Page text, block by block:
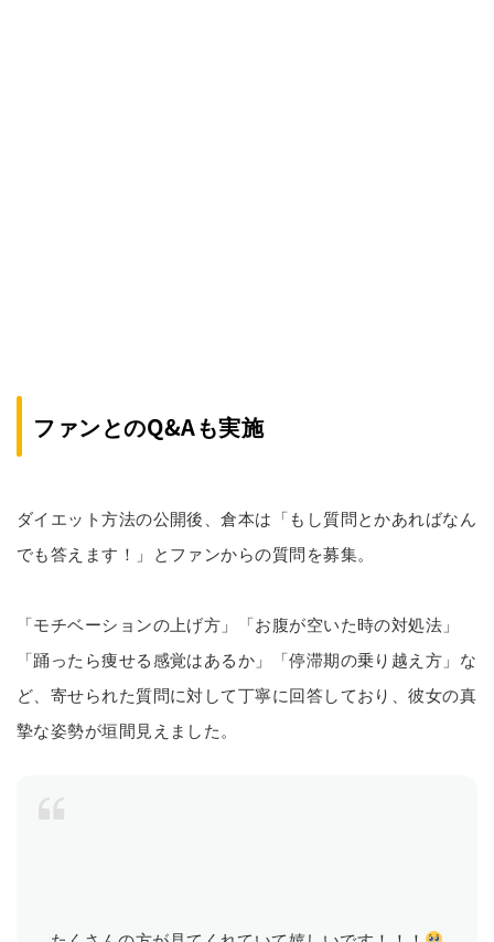
ファンとのQ&Aも実施
ダイエット方法の公開後、倉本は「もし質問とかあればなん
でも答えます！」とファンからの質問を募集。
「モチベーションの上げ方」「お腹が空いた時の対処法」
「踊ったら痩せる感覚はあるか」「停滞期の乗り越え方」な
ど、寄せられた質問に対して丁寧に回答しており、彼女の真
摯な姿勢が垣間見えました。